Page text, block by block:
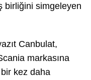
birliğini simgeleyen
Canbulat,
markasına
kez daha